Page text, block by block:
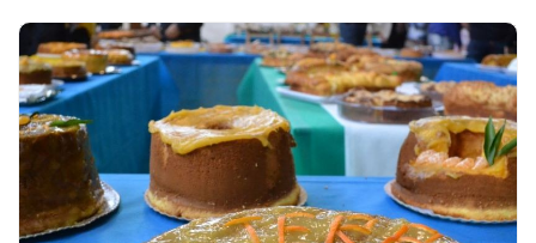
Notícias
Contato
Página Inicial